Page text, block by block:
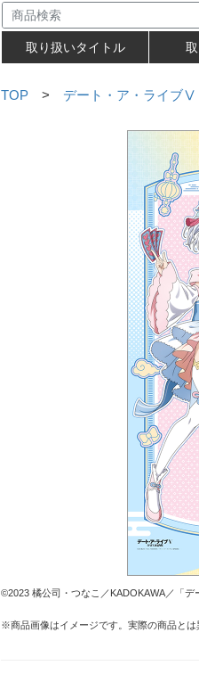
取り扱いタイトル
TOP > デート・ア・ライブⅤ
©2023 橘公司・つなこ／KADOKAWA／「
※商品画像はイメージです。実際の商品と